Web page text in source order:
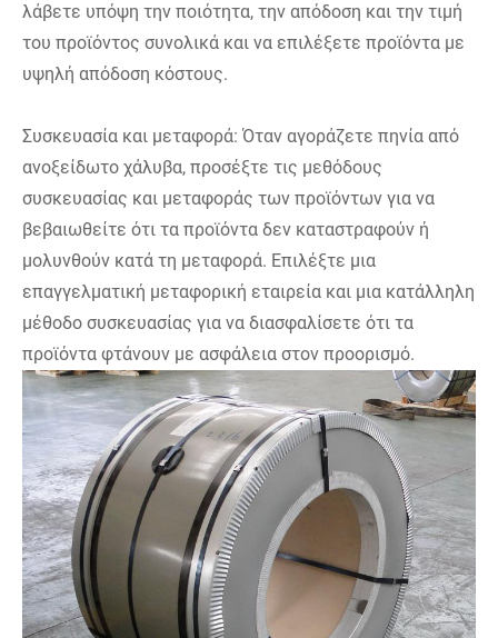
λάβετε υπόψη την ποιότητα, την απόδοση και την τιμή
του προϊόντος συνολικά και να επιλέξετε προϊόντα με
υψηλή απόδοση κόστους.
Συσκευασία και μεταφορά: Όταν αγοράζετε πηνία από
ανοξείδωτο χάλυβα, προσέξτε τις μεθόδους
συσκευασίας και μεταφοράς των προϊόντων για να
βεβαιωθείτε ότι τα προϊόντα δεν καταστραφούν ή
μολυνθούν κατά τη μεταφορά. Επιλέξτε μια
επαγγελματική μεταφορική εταιρεία και μια κατάλληλη
μέθοδο συσκευασίας για να διασφαλίσετε ότι τα
προϊόντα φτάνουν με ασφάλεια στον προορισμό.